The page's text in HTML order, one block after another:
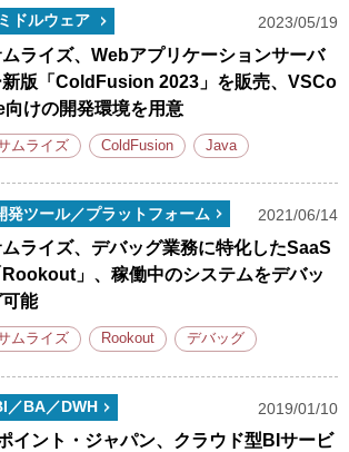
ミドルウェア 2023/05/19
ライズ、Webアプリケーションサーバ
新版「ColdFusion 2023」を販売、VSCo
向けの開発環境を用意
ムライズ ColdFusion Java
発ツール／プラットフォーム 2021/06/14
ライズ、デバッグ業務に特化したSaaS
Rookout」、稼働中のシステムをデバッ
能
ムライズ Rookout デバッグ
／BA／DWH 2019/01/10
イント・ジャパン、クラウド型BIサービ